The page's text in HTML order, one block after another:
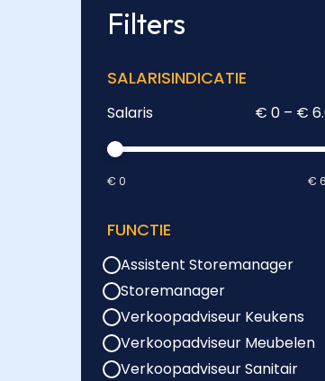
Filters
SALARISINDICATIE
Salaris € 0 – €
€ 0 €
FUNCTIE
Assistent Storemanager
Storemanager
Verkoopadviseur Keukens
Verkoopadviseur Meubelen
Verkoopadviseur Sanitair